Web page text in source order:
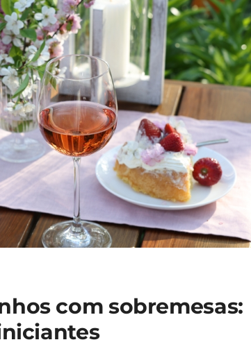
com sobremesas: